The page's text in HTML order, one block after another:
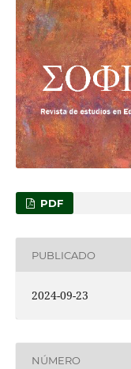
PDF
PUBLICADO
2024-09-23
NÚMERO